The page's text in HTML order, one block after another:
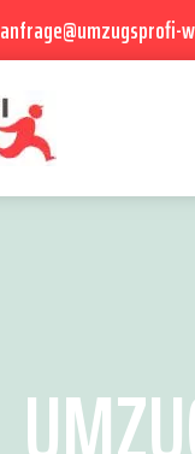
anfrage@umzugsprofi-